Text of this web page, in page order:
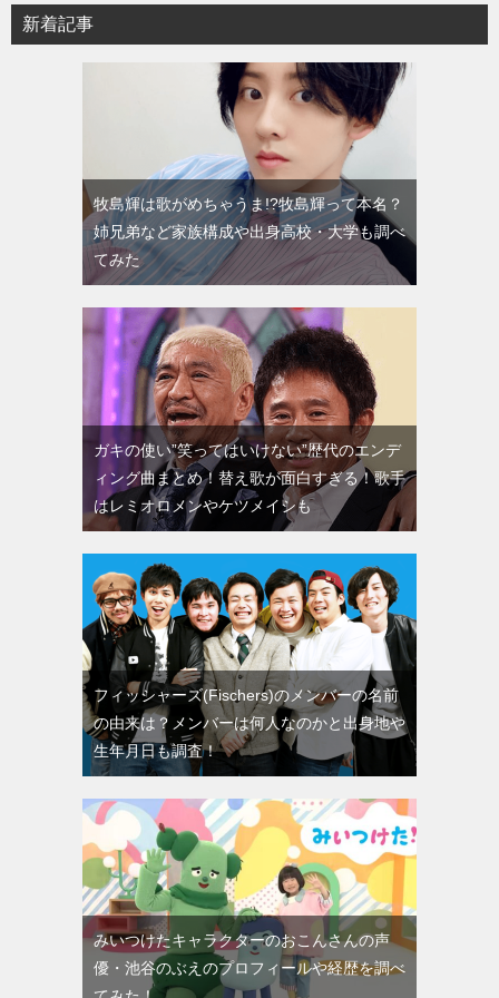
新着記事
牧島輝は歌がめちゃうま!?牧島輝って本名？
姉兄弟など家族構成や出身高校・大学も調べ
てみた
ガキの使い”笑ってはいけない”歴代のエンデ
ィング曲まとめ！替え歌が面白すぎる！歌手
はレミオロメンやケツメイシも
フィッシャーズ(Fischers)のメンバーの名前
の由来は？メンバーは何人なのかと出身地や
生年月日も調査！
みいつけたキャラクターのおこんさんの声
優・池谷のぶえのプロフィールや経歴を調べ